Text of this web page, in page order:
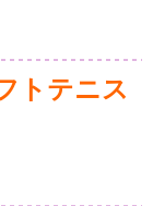
トテニス